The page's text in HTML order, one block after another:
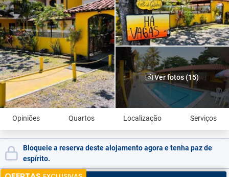
Ver fotos (15)
Opiniões Quartos Localização Serviços
Bloqueie a reserva deste alojamento agora e tenha paz de
espírito.